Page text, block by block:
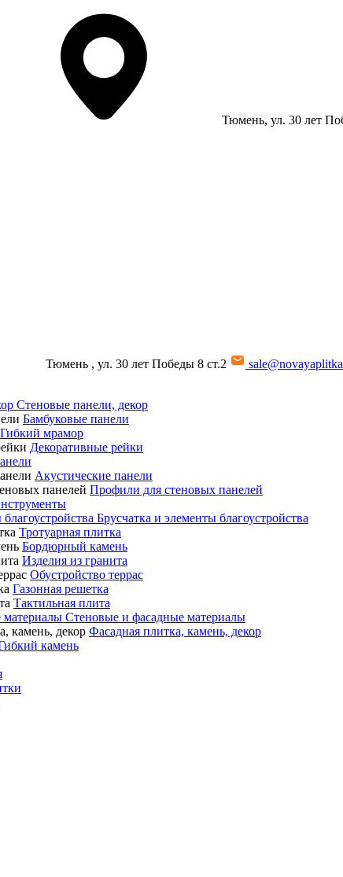
Тюмень, ул. 30 лет
Тюмень , ул. 30 лет Победы 8 ст.2
Стеновые панели, декор
Бамбуковые панели
Гибкий мрамор
Декоративные рейки
Акустические панели
Профили для стеновых панелей
Брусчатка и элементы благоустройства
Тротуарная плитка
Бордюрный камень
Изделия из гранита
Обустройство террас
Газонная решетка
Тактильная плита
Стеновые и фасадные материалы
Фасадная плитка, камень, декор
камень